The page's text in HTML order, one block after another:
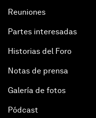
Reuniones
Partes interesadas
Historias del Foro
Notas de prensa
Galería de fotos
Pódcast